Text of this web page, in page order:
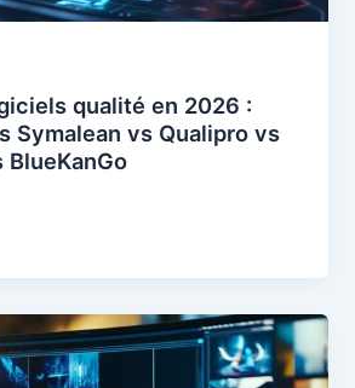
qualité en 2026 :
Symalean vs Qualipro vs
BlueKanGo